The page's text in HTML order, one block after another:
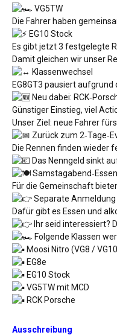
VG5TW
Die Fahrer haben
EG10 Stock
Es gibt jetzt 3 festgelegte
Damit gleichen wir unser
Klassenwechsel
EG8GT3 pausiert
Neu dabei:
Günstiger Einstieg, viel
Unser Ziel: neue Fahrer
Zurück zum
Die Rennen finden wieder
Das Nenngeld sinkt
Samstagabend‑Essen
Für die Gemeinschaft
Separate Anmeldung
Dafür gibt es Essen und
Ihr seid interessiert?
Folgende Klassen
Moosi Nitro (VG8 /
EG8e
EG10 Stock
VG5TW mit MCD
RCK Porsche
Ausschreibung